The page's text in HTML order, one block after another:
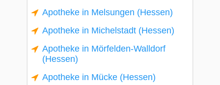
Apotheke in Melsungen (Hessen)
Apotheke in Michelstadt (Hessen)
Apotheke in Mörfelden-Walldorf
(Hessen)
Apotheke in Mücke (Hessen)